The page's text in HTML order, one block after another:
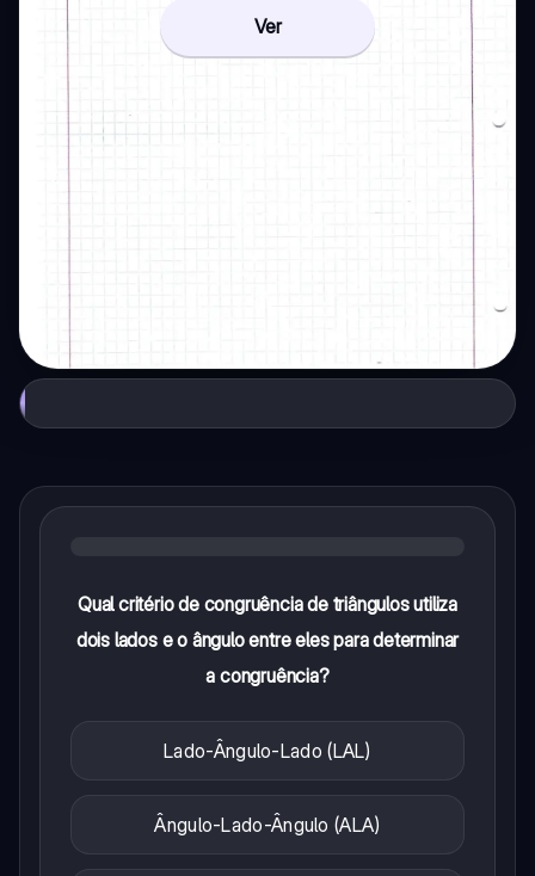
Ver
Qual critério de congruência de triângulos utiliza
dois lados e o ângulo entre eles para determinar
a congruência?
Lado-Ângulo-Lado (LAL)
Ângulo-Lado-Ângulo (ALA)